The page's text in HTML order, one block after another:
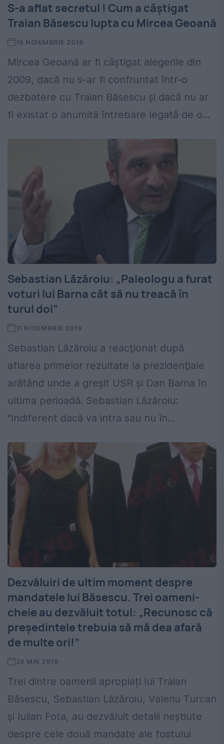
S-a aflat secretul ! Cum a câștigat
Traian Băsescu lupta cu Mircea Geoană
16 NOIEMBRIE 2019
Mircea Geoană ar fi câștigat alegerile din
2009, dacă nu s-ar fi confruntat într-o
dezbatere cu Traian Băsescu și dacă nu ar
fi existat o anumită întrebare legată de o...
Sebastian Lăzăroiu: „Paleologu a furat
voturi lui Barna cât să nu treacă în
turul doi”
11 NOIEMBRIE 2019
Sebastian Lăzăroiu a reacţionat după
aflarea primelor rezultate la prezidenţiale
arătând unde a greşit USR şi Dan Barna în
ultima perioadă. Sebastian Lăzăroiu:
"Indiferent dacă va intra sau nu în...
Dezvăluiri de ultim moment despre
mandatele lui Băsescu. Trei oameni-
cheie au dezvăluit totul: „Recunosc că
președintele trebuia să mă dea afară
de multe ori!”
20 MAI 2019
Trei dintre oamenii apropiați lui Traian
Băsescu, Sebastian Lăzăroiu, Valeriu Turcan
și Iulian Fota, au dezvăluit detalii neștiute
despre cele două mandate ale fostului